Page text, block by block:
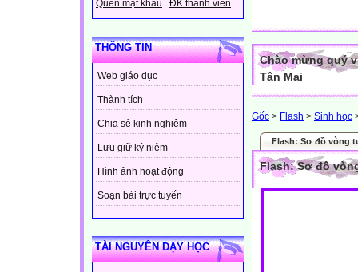
Quên mật khẩu ĐK thành viên
THÔNG TIN
Web giáo dục
Thành tích
Chia sẻ kinh nghiệm
Lưu giữ kỷ niệm
Hình ảnh hoạt động
Soạn bài trực tuyến
TÀI NGUYÊN DẠY HỌC
Chào mừng quý
Tân Mai
Gốc > Flash > Sinh học
Flash: Sơ đồ vòng
Flash: Sơ đồ